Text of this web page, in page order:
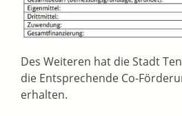
Des Weiteren hat die Stadt
die Entsprechende Co-
erhalten.